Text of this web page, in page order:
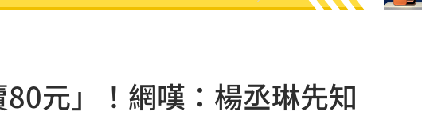
宿費
超孝順 01:02
元」！網嘆：楊丞琳先知